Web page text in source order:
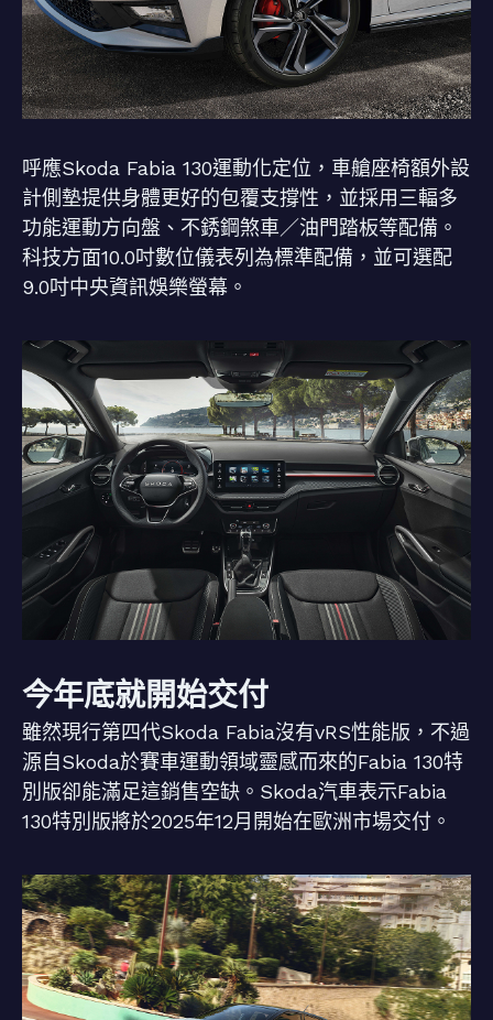
呼應Skoda Fabia 130運動化定位，車艙座椅額外設
計側墊提供身體更好的包覆支撐性，並採用三輻多
功能運動方向盤、不銹鋼煞車／油門踏板等配備。
科技方面10.0吋數位儀表列為標準配備，並可選配
9.0吋中央資訊娛樂螢幕。
今年底就開始交付
雖然現行第四代Skoda Fabia沒有vRS性能版，不過
源自Skoda於賽車運動領域靈感而來的Fabia 130特
別版卻能滿足這銷售空缺。Skoda汽車表示Fabia
130特別版將於2025年12月開始在歐洲市場交付。